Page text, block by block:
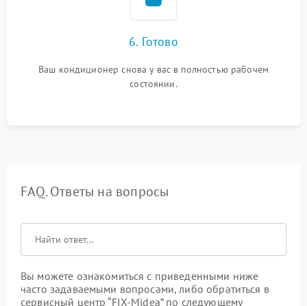
6. Готово
Ваш кондиционер снова у вас в полностью рабочем
состоянии.
FAQ. Ответы на вопросы
Вы можете ознакомиться с приведенными ниже
часто задаваемыми вопросами, либо обратиться в
сервисный центр “FIX-Midea” по следующему